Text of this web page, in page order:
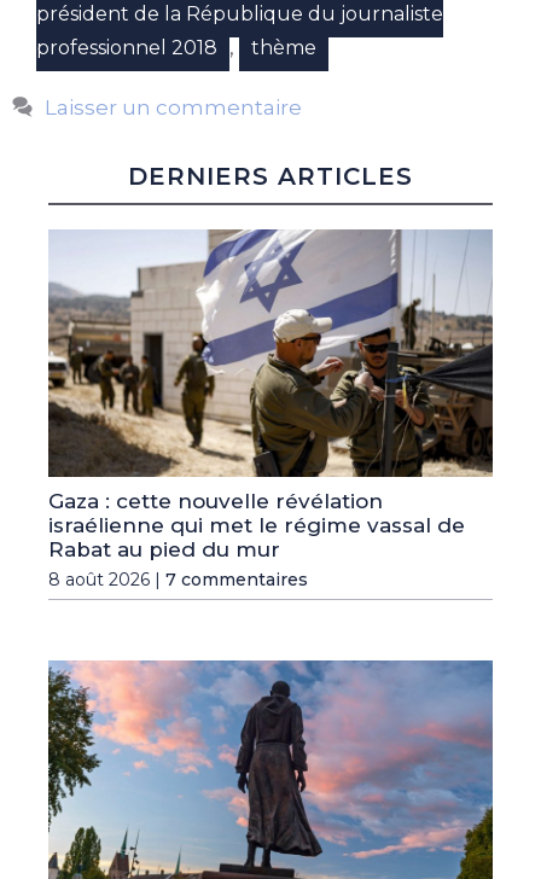
président de la République du journaliste
professionnel 2018
, thème
Laisser un commentaire
DERNIERS ARTICLES
Gaza : cette nouvelle révélation
israélienne qui met le régime vassal de
Rabat au pied du mur
8 août 2026 | 7 commentaires